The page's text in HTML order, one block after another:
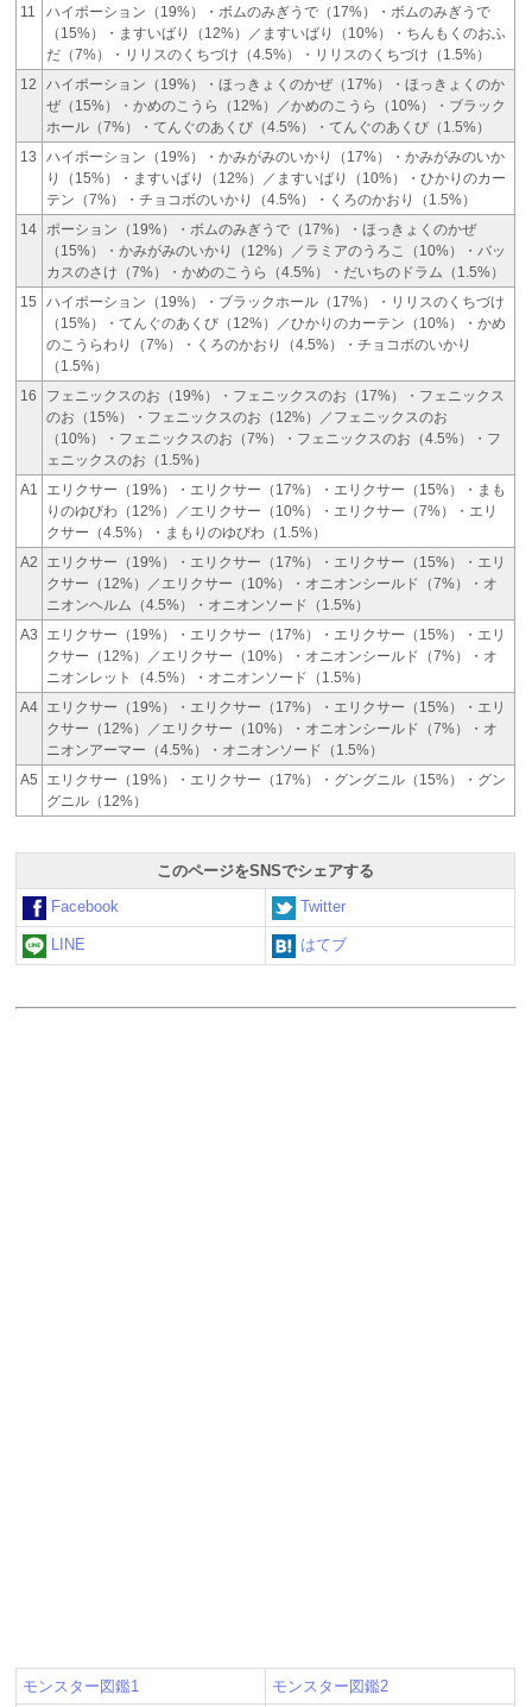
11
ハイポーション（19%）・ボムのみぎうで（17%）・ボムのみぎうで
（15%）・ますいばり（12%）／ますいばり（10%）・ちんもくのおふ
だ（7%）・リリスのくちづけ（4.5%）・リリスのくちづけ（1.5%）
12
ハイポーション（19%）・ほっきょくのかぜ（17%）・ほっきょくのか
ぜ（15%）・かめのこうら（12%）／かめのこうら（10%）・ブラック
ホール（7%）・てんぐのあくび（4.5%）・てんぐのあくび（1.5%）
13
ハイポーション（19%）・かみがみのいかり（17%）・かみがみのいか
り（15%）・ますいばり（12%）／ますいばり（10%）・ひかりのカー
テン（7%）・チョコボのいかり（4.5%）・くろのかおり（1.5%）
14
ポーション（19%）・ボムのみぎうで（17%）・ほっきょくのかぜ
（15%）・かみがみのいかり（12%）／ラミアのうろこ（10%）・バッ
カスのさけ（7%）・かめのこうら（4.5%）・だいちのドラム（1.5%）
15
ハイポーション（19%）・ブラックホール（17%）・リリスのくちづけ
（15%）・てんぐのあくび（12%）／ひかりのカーテン（10%）・かめ
のこうらわり（7%）・くろのかおり（4.5%）・チョコボのいかり
（1.5%）
16
フェニックスのお（19%）・フェニックスのお（17%）・フェニックス
のお（15%）・フェニックスのお（12%）／フェニックスのお
（10%）・フェニックスのお（7%）・フェニックスのお（4.5%）・フ
ェニックスのお（1.5%）
A1
エリクサー（19%）・エリクサー（17%）・エリクサー（15%）・まも
りのゆびわ（12%）／エリクサー（10%）・エリクサー（7%）・エリ
クサー（4.5%）・まもりのゆびわ（1.5%）
A2
エリクサー（19%）・エリクサー（17%）・エリクサー（15%）・エリ
クサー（12%）／エリクサー（10%）・オニオンシールド（7%）・オ
ニオンヘルム（4.5%）・オニオンソード（1.5%）
A3
エリクサー（19%）・エリクサー（17%）・エリクサー（15%）・エリ
クサー（12%）／エリクサー（10%）・オニオンシールド（7%）・オ
ニオンレット（4.5%）・オニオンソード（1.5%）
A4 エリクサー（19%）・エリクサー（17%）・エリクサー（15%）・エリ
クサー（12%）／エリクサー（10%）・オニオンシールド（7%）・オ
ニオンアーマー（4.5%）・オニオンソード（1.5%）
A5
エリクサー（19%）・エリクサー（17%）・グングニル（15%）・グン
グニル（12%）
このページをSNSでシェアする
Facebook
Twitter
LINE はてブ
モンスター図鑑1
モンスター図鑑2